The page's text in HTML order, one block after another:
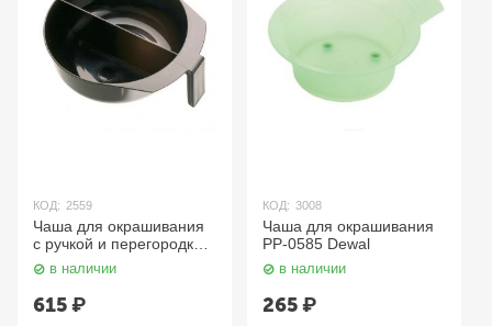
КОД: 2559
Чаша для окрашивания
с ручкой и перегородкой
чёрная T-1207 Dewal
в наличии
615₽
КОД: 3008
Чаша для окрашивания
PP-0585 Dewal
в наличии
265₽